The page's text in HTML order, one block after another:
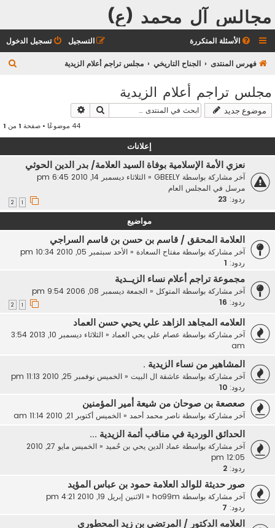
مجالس آل محمد (ع)
الأسئلة المتكررة تسجيل الدخول التسجيل
فهرس المنتدى الجناح التاريخي مجلس تراجم أعلام الزيدية
مجلس تراجم أعلام الزيدية
موضوع جديد بحث
44 موضوعًا • صفحة 1 من 1
إعلانات
نعزي الأمة الإسلامية بوفاة السيد العلامة/ بدر الدين الحوثي
آخر مشاركة بواسطة GBEELY
« الثلاثاء ديسمبر 14, 2010 6:45 pm
مرسل في المجلس العام
ردود: 23
1
2
مواضيع
العلامة المحقق / قاسم بن حسن بن قاسم السراجي
آخر مشاركة بواسطة مفتاح السعادة « الأحد سبتمبر 05, 2010 10:34 pm
ردود: 1
مجموعة تراجم أعلام نساء الزيــدية
آخر مشاركة بواسطة المتوكل « الجمعة ديسمبر 08, 2006 9:54 pm
ردود: 16
1
2
العلامه المجاهد الزاهد علي يحيي حسن العماد
آخر مشاركة بواسطة عصام علي يحي العماد «
الثلاثاء ديسمبر 10, 2013 3:54
am
المشاهير من نساء الزيدية .
آخر مشاركة بواسطة عاشقة ال البيت « الخميس نوفمبر 25, 2010 11:13 pm
ردود: 10
صعصعة بن صوحان من شيعة أمير المؤمنين
آخر مشاركة بواسطة ناصر محمد أحمد « الخميس أكتوبر 21, 2010 11:14 am
الحدائق الوردية في مناقب أئمة الزيدية ...
آخر مشاركة بواسطة عماد الدين يحي بن حُميد «
الخميس مايو 27, 2010
12:05 pm
ردود: 2
صور حديثة للوالد العلامة حمود بن عباس المؤيد
آخر مشاركة بواسطة ho99m
« الاثنين إبريل 19, 2010 4:21 pm
ردود: 7
العلامه الدكتور / المرتضى بن زيد المحطوري